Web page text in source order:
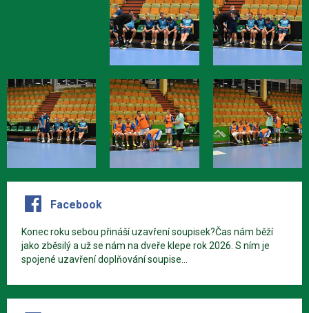
Facebook
Konec roku sebou přináší uzavření soupisek?Čas nám běží
jako zběsilý a už se nám na dveře klepe rok 2026. S ním je
spojené uzavření doplňování soupise...